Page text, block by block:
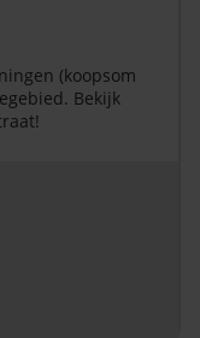
(koopsom
Bekijk